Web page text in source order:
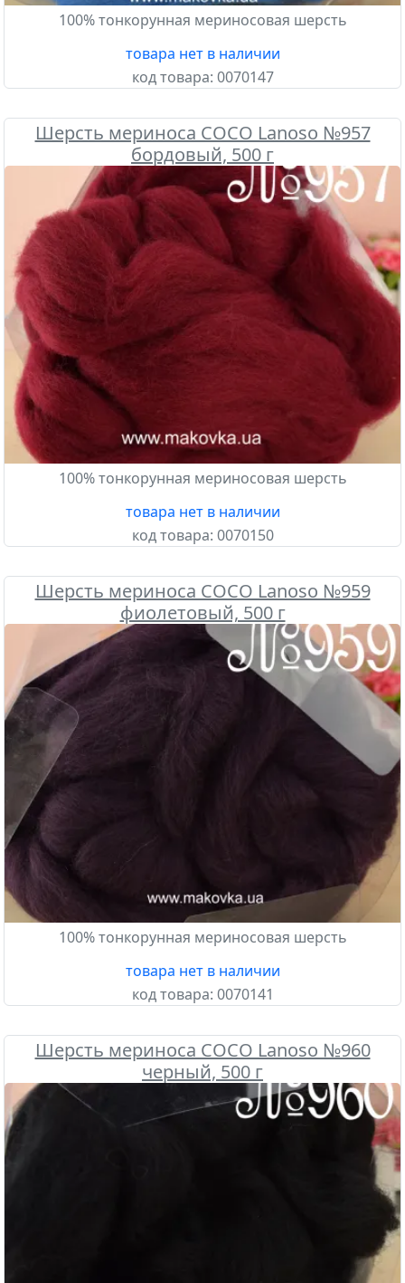
100% тонкорунная мериносовая шерсть
товара нет в наличии
код товара: 0070147
Шерсть мериноса COCO Lanoso №957
бордовый, 500 г
100% тонкорунная мериносовая шерсть
товара нет в наличии
код товара: 0070150
Шерсть мериноса COCO Lanoso №959
фиолетовый, 500 г
100% тонкорунная мериносовая шерсть
товара нет в наличии
код товара: 0070141
Шерсть мериноса COCO Lanoso №960
черный, 500 г